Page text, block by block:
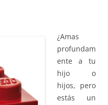
¿Amas
profundam
ente a tu
hijo o
hijos, pero
estás un